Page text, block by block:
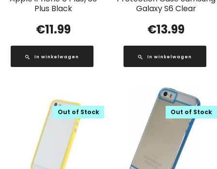
Plus Black
€11.99
In winkelwagen
Galaxy S6 Clear
€13.99
In winkelwagen
Out of Stock Out of Stock